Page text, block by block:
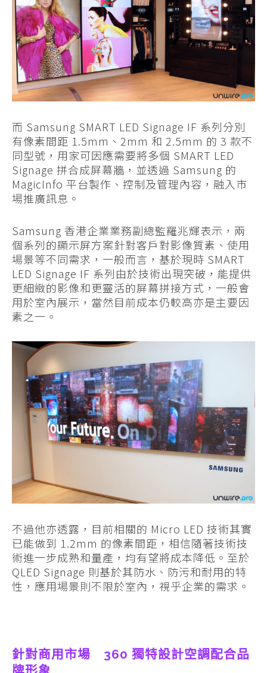
而 Samsung SMART LED Signage IF 系列分別
有像素間距 1.5mm、2mm 和 2.5mm 的 3 款不
同型號，用家可因應需要將多個 SMART LED
Signage 拼合成屏幕牆，並透過 Samsung 的
MagicInfo 平台製作、控制及管理內容，融入市
場推廣訊息。
Samsung 香港企業業務副總監羅兆輝表示，兩
個系列的顯示屏方案針對客戶對影像質素、使用
場景等不同需求，一般而言，基於現時 SMART
LED Signage IF 系列由於技術出現突破，能提供
更細緻的影像和更靈活的屏幕拼接方式，一般會
用於室內展示，當然目前成本仍較高亦是主要因
素之一。
不過他亦透露，目前相關的 Micro LED 技術其實
已能做到 1.2mm 的像素間距，相信隨著技術技
術進一步成熟和量產，均有望將成本降低。至於
QLED Signage 則基於其防水、防污和耐用的特
性，應用場景則不限於室內，視乎企業的需求。
針對商用市場 360 獨特設計空調配合品